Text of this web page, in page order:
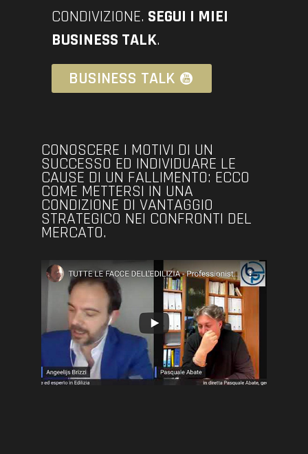
CONDIVIZIONE. SEGUI I MIEI
BUSINESS TALK.
BUSINESS TALK
CONOSCERE I MOTIVI DI UN
SUCCESSO ED INDIVIDUARE LE
CAUSE DI UN FALLIMENTO: ECCO
COME METTERSI IN UNA
CONDIZIONE DI VANTAGGIO
STRATEGICO NEI CONFRONTI DEL
MERCATO.